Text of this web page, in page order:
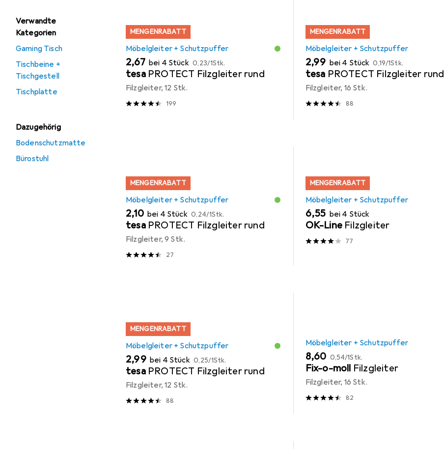
Verwandte
Kategorien
Gaming Tisch
Tischbeine +
Tischgestell
Tischplatte
Dazugehörig
Bodenschutzmatte
Bürostuhl
MENGENRABATT
Möbelgleiter + Schutzpuffer
EUR
2,67 bei 4 Stück EUR
0,23/1Stk.
tesa PROTECT Filzgleiter rund
Filzgleiter, 12 Stk.
199
MENGENRABATT
Möbelgleiter + Schutzpuffer
EUR
2,99 bei 4 Stück EUR
0,19/1Stk.
tesa PROTECT Filzgleiter rund
Filzgleiter, 16 Stk.
88
MENGENRABATT
Möbelgleiter + Schutzpuffer
EUR
2,10 bei 4 Stück EUR
0,24/1Stk.
tesa PROTECT Filzgleiter rund
Filzgleiter, 9 Stk.
27
MENGENRABATT
Möbelgleiter + Schutzpuffer
EUR
6,55 bei 4 Stück
OK-Line Filzgleiter
77
MENGENRABATT
Möbelgleiter + Schutzpuffer
EUR
2,99 bei 4 Stück EUR
0,25/1Stk.
tesa PROTECT Filzgleiter rund
Filzgleiter, 12 Stk.
88
Möbelgleiter + Schutzpuffer
EUR
8,60 EUR
0,54/1Stk.
Fix-o-moll Filzgleiter
Filzgleiter, 16 Stk.
82